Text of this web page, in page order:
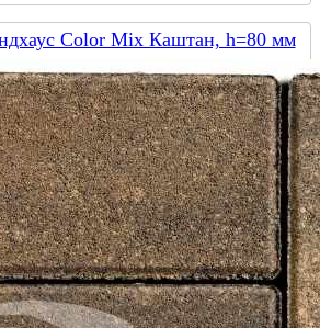
Color Mix Каштан, h=80 мм